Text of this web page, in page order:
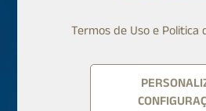
Termos de Uso e Politica